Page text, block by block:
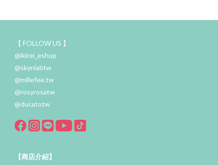
【 FOLLOW US 】
@ikirei_eshop
@skynlabtw
@millefee.tw
@rosyrosatw
@ducatotw
【商店介紹】